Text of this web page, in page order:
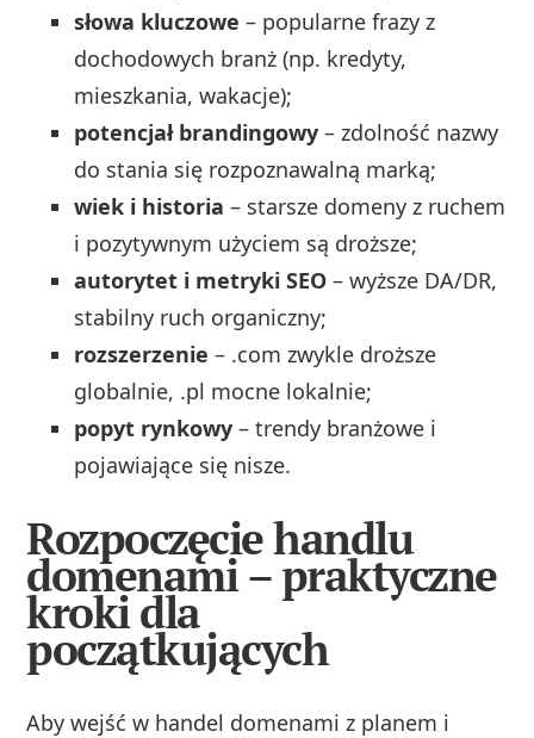
słowa kluczowe – popularne frazy z
dochodowych branż (np. kredyty,
mieszkania, wakacje);
potencjał brandingowy – zdolność nazwy
do stania się rozpoznawalną marką;
wiek i historia – starsze domeny z ruchem
i pozytywnym użyciem są droższe;
autorytet i metryki SEO – wyższe DA/DR,
stabilny ruch organiczny;
rozszerzenie – .com zwykle droższe
globalnie, .pl mocne lokalnie;
popyt rynkowy – trendy branżowe i
pojawiające się nisze.
Rozpoczęcie handlu
domenami – praktyczne
kroki dla
początkujących
Aby wejść w handel domenami z planem i